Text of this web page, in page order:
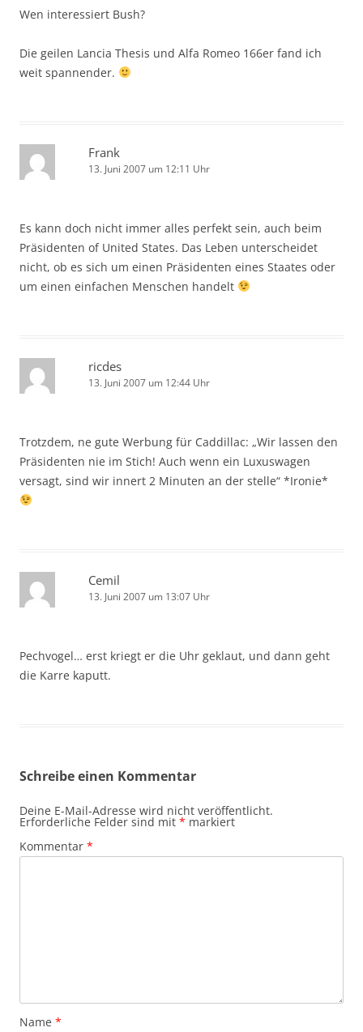
Wen interessiert Bush?
Die geilen Lancia Thesis und Alfa Romeo 166er fand ich
weit spannender.
Frank
13. Juni 2007 um 12:11 Uhr
Es kann doch nicht immer alles perfekt sein, auch beim
Präsidenten of United States. Das Leben unterscheidet
nicht, ob es sich um einen Präsidenten eines Staates oder
um einen einfachen Menschen handelt
ricdes
13. Juni 2007 um 12:44 Uhr
Trotzdem, ne gute Werbung für Caddillac: „Wir lassen den
Präsidenten nie im Stich! Auch wenn ein Luxuswagen
versagt, sind wir innert 2 Minuten an der stelle“ *Ironie*
Cemil
13. Juni 2007 um 13:07 Uhr
Pechvogel… erst kriegt er die Uhr geklaut, und dann geht
die Karre kaputt.
Schreibe einen Kommentar
Deine E-Mail-Adresse wird nicht veröffentlicht.
Erforderliche Felder sind mit * markiert
Kommentar *
Name *